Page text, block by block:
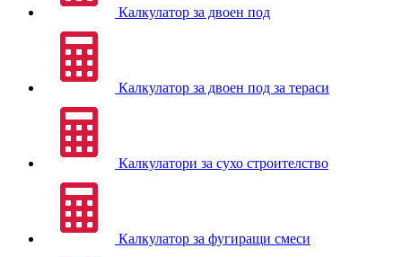
Калкулатор за двоен под
Калкулатор за двоен под за тераси
Калкулатори за сухо строителство
Калкулатор за фугиращи смеси